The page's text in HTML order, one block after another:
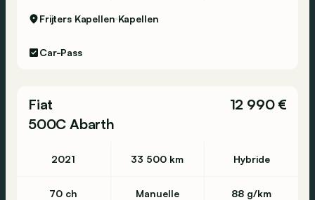
Frijters Kapellen Kapellen
Car-Pass
Fiat
500C Abarth
12 990 €
2021 33 500 km Hybride
70 ch Manuelle 88 g/km